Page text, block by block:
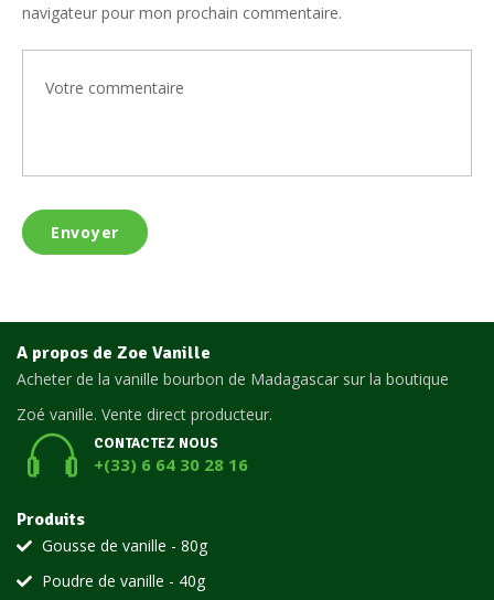
navigateur pour mon prochain commentaire.
A propos de Zoe Vanille
Acheter de la vanille bourbon de Madagascar sur la boutique
Zoé vanille. Vente direct producteur.
CONTACTEZ NOUS
+(33) 6 64 30 28 16
Produits
Gousse de vanille - 80g
Poudre de vanille - 40g